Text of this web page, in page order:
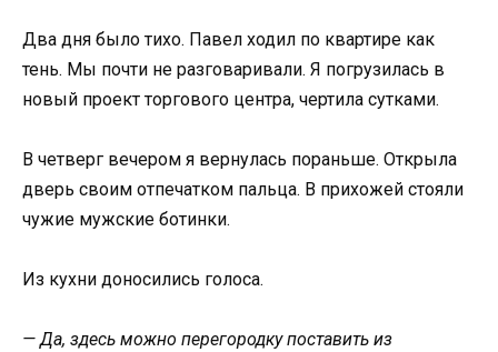
Два дня было тихо. Павел ходил по квартире как
тень. Мы почти не разговаривали. Я погрузилась в
новый проект торгового центра, чертила сутками.
В четверг вечером я вернулась пораньше. Открыла
дверь своим отпечатком пальца. В прихожей стояли
чужие мужские ботинки.
Из кухни доносились голоса.
— Да, здесь можно перегородку поставить из